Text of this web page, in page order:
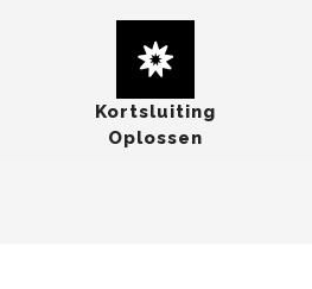
Kortsluiting
Oplossen